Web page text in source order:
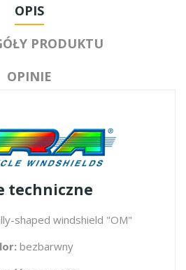
OPIS
PRODUKTU
OPINIE
techniczne
shaped windshield "OM"
bezbarwny